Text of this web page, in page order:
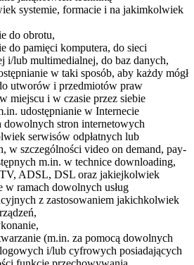
systemie, formacie i na jakimkolwiek
do obrotu,
do pamięci komputera, do sieci
i/lub multimedialnej, do baz danych,
w taki sposób, aby każdy mógł
utworów i przedmiotów praw
miejscu i w czasie przez siebie
udostępnianie w Internecie
dowolnych stron internetowych
serwisów odpłatnych lub
w szczególności video on demand, pay-
m.in. w technice downloading,
ADSL, DSL oraz jakiejkolwiek
w ramach dowolnych usług
z zastosowaniem jakichkolwiek
(m.in. za pomocą dowolnych
i/lub cyfrowych posiadających